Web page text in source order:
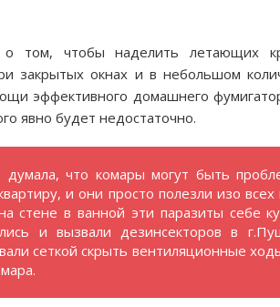
о том, чтобы наделить летающих
закрытых окнах и в небольшом
эффективного домашнего
явно будет недостаточно.
думала, что комары могут быть
и они просто полезли изо
стене в ванной эти паразиты себе
и вызвали дезинсекторов в
сеткой скрыть вентиляционные